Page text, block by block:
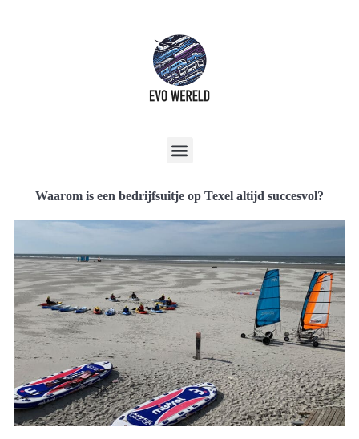
Waarom is een bedrijfsuitje op Texel altijd succesvol?